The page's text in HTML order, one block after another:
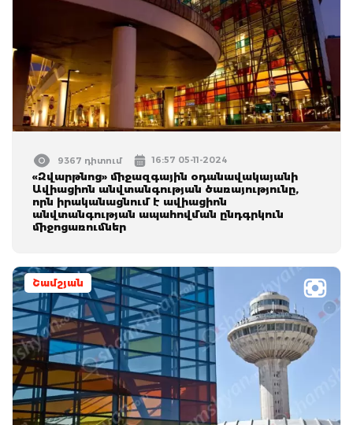
9367 դիտում 16:57 05-11-2024
«Զվարթնոց» միջազգային օդանավակայանի
Ավիացիոն անվտանգության ծառայությունը,
որն իրականացնում է ավիացիոն
անվտանգության ապահովման ընդգրկուն
միջոցառումներ
Շամշյան